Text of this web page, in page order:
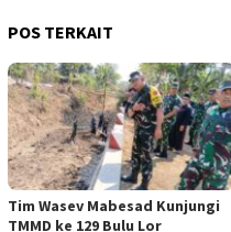
POS TERKAIT
Tim Wasev Mabesad Kunjungi
TMMD ke 129 Bulu Lor